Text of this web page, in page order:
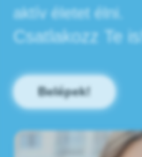
aktív életet élni.
Csatlakozz Te is!!
Belépek!